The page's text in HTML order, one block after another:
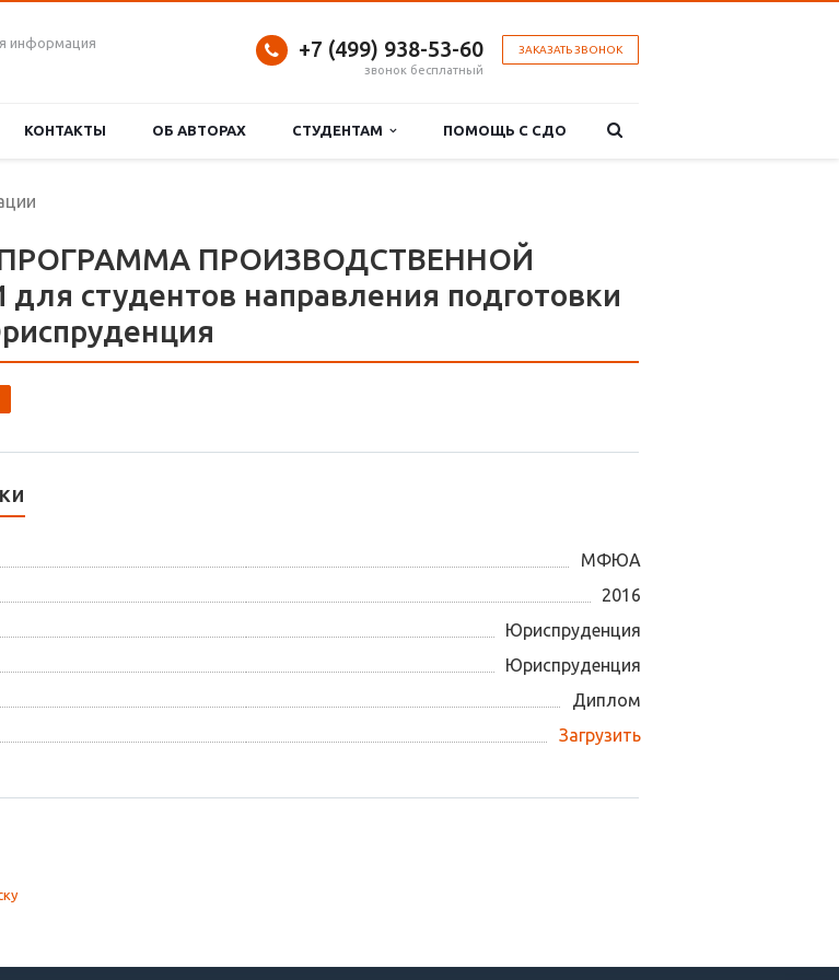
информация
ЗАКАЗАТЬ ЗВОНОК
+7 (499) 938-53-60
звонок бесплатный
КОНТАКТЫ ОБ АВТОРАХ СТУДЕНТАМ ПОМОЩЬ С СДО
ПРОИЗВОДСТВЕННОЙ
студентов направления подготовки
МФЮА
2016
Юриспруденция
Юриспруденция
Диплом
Загрузить